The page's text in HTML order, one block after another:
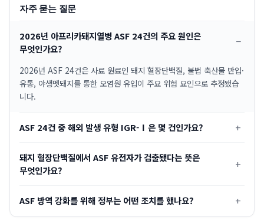
자주 묻는 질문
2026년 아프리카돼지열병 ASF 24건의 주요 원인은
무엇인가요?
2026년 ASF 24건은 사료 원료인 돼지 혈장단백질, 불법 축산물 반입·
유통, 야생멧돼지를 통한 오염원 유입이 주요 위험 요인으로 추정됐습
니다.
ASF 24건 중 해외 발생 유형 IGR-Ⅰ은 몇 건인가요?
돼지 혈장단백질에서 ASF 유전자가 검출됐다는 뜻은
무엇인가요?
ASF 방역 강화를 위해 정부는 어떤 조치를 했나요?